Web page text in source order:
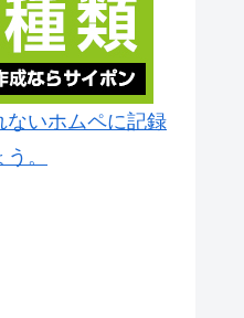
ないホムペに記録
。